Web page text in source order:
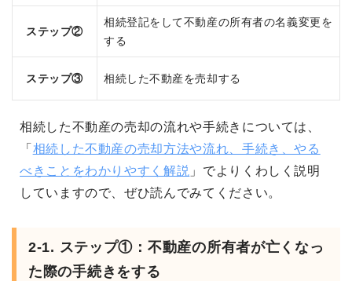
ステップ②
相続登記をして不動産の所有者の名義変更を
する
ステップ③ 相続した不動産を売却する
相続した不動産の売却の流れや手続きについては、
「 相続した不動産の売却方法や流れ、手続き、やる
べきことをわかりやすく解説 」でよりくわしく説明
していますので、ぜひ読んでみてください。
2-1. ステップ①：不動産の所有者が亡くなっ
た際の手続きをする